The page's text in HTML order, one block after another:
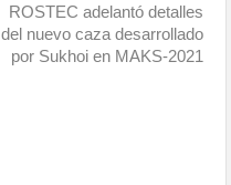
ROSTEC adelantó detalles
del nuevo caza desarrollado
por Sukhoi en MAKS-2021